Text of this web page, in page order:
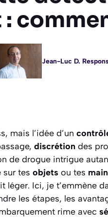
Jean-Luc D.
mais l’idée d’un
discrétion des
de drogue intrigue
sur tes objets ou tes
léger. Ici, je t’emmène
les étapes, les
rime avec